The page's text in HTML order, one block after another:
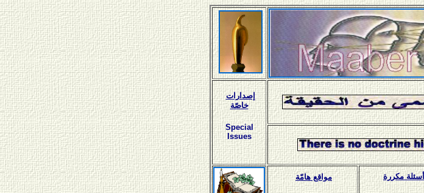
إصدارات
خاصّة
Special
Issues
مواقع هامّة أسئلة مكررة